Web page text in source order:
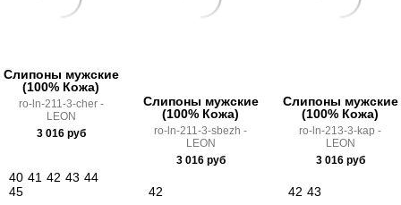
Слипоны мужские
(100% Кожа)
ro-ln-211-3-cher -
LEON
3 016руб
40 41 42 43 44
45
Слипоны мужские
(100% Кожа)
ro-ln-211-3-sbezh -
LEON
3 016руб
42
Слипоны мужские
(100% Кожа)
ro-ln-213-3-kap -
LEON
3 016руб
42 43